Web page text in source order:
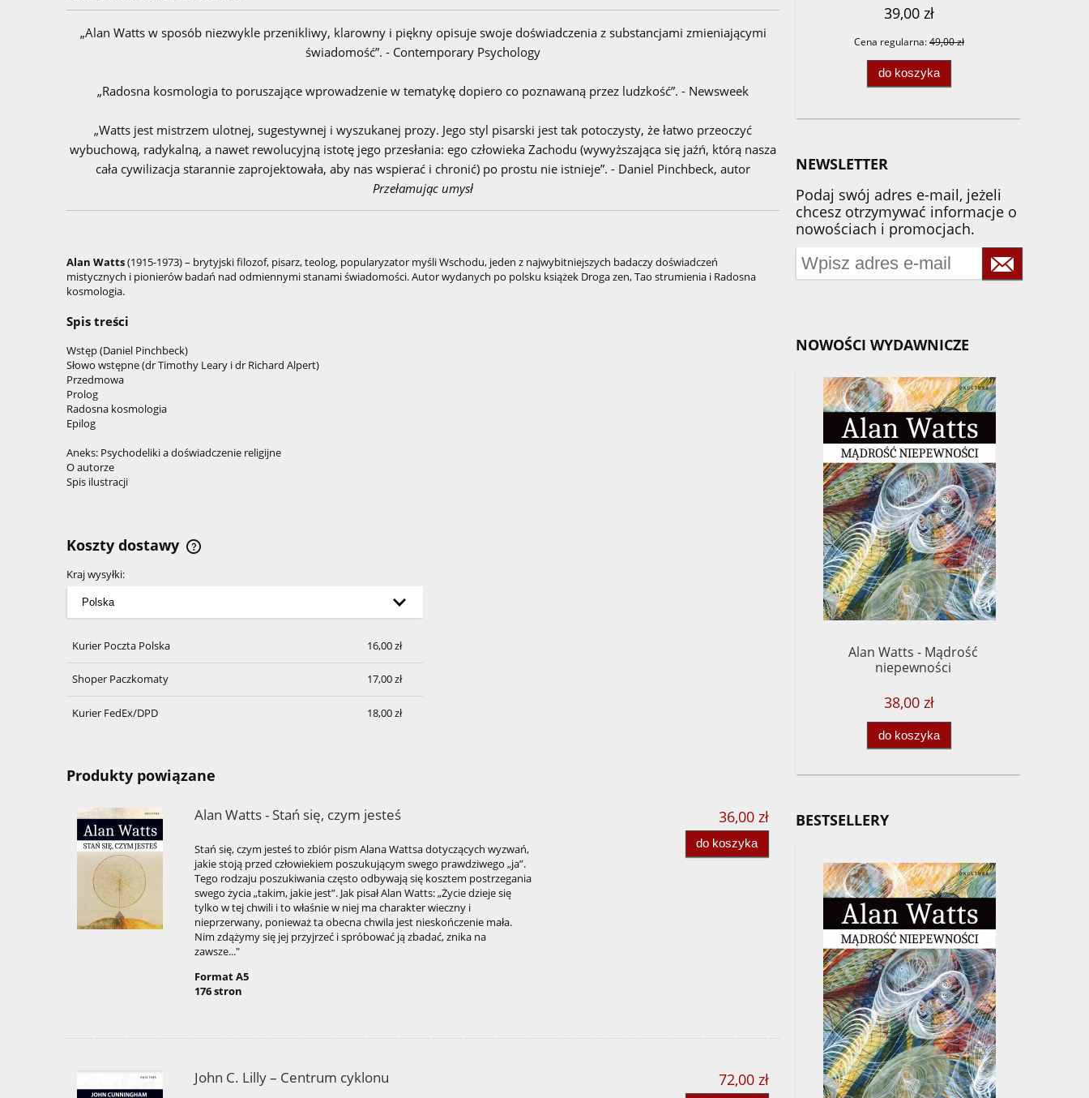
„Alan Watts w sposób niezwykle przenikliwy, klarowny i piękny opisuje swoje doświadczenia z substancjami zmieniającymi
świadomość”. - Contemporary Psychology
„Radosna kosmologia to poruszające wprowadzenie w tematykę dopiero co poznawaną przez ludzkość”. - Newsweek
„Watts jest mistrzem ulotnej, sugestywnej i wyszukanej prozy. Jego styl pisarski jest tak potoczysty, że łatwo przeoczyć
wybuchową, radykalną, a nawet rewolucyjną istotę jego przesłania: ego człowieka Zachodu (wywyższająca się jaźń, którą nasza
cała cywilizacja starannie zaprojektowała, aby nas wspierać i chronić) po prostu nie istnieje”. - Daniel Pinchbeck, autor
Przełamując umysł
Alan Watts(1915-1973) – brytyjski filozof, pisarz, teolog, popularyzator myśli Wschodu, jeden z najwybitniejszych badaczy doświadczeń
mistycznych i pionierów badań nad odmiennymi stanami świadomości. Autor wydanych po polsku książek Droga zen, Tao strumienia i Radosna
kosmologia.
Spis treści
Wstęp (Daniel Pinchbeck)
Słowo wstępne (dr Timothy Leary i dr Richard Alpert)
Przedmowa
Prolog
Radosna kosmologia
Epilog
Aneks: Psychodeliki a doświadczenie religijne
O autorze
Spis ilustracji
Koszty dostawy
Kraj wysyłki:
Kurier Poczta Polska 16,00 zł
Shoper Paczkomaty 17,00 zł
Kurier FedEx/DPD 18,00 zł
Produkty powiązane
Alan Watts - Stań się, czym jesteś
Stań się, czym jesteś to zbiór pism Alana Wattsa dotyczących wyzwań,
jakie stoją przed człowiekiem poszukującym swego prawdziwego „ja”.
Tego rodzaju poszukiwania często odbywają się kosztem postrzegania
swego życia „takim, jakie jest”. Jak pisał Alan Watts: „Życie dzieje się
tylko w tej chwili i to właśnie w niej ma charakter wieczny i
nieprzerwany, ponieważ ta obecna chwila jest nieskończenie mała.
Nim zdążymy się jej przyjrzeć i spróbować ją zbadać, znika na
zawsze..."
Format A5
176 stron
36,00 zł
do koszyka
John C. Lilly – Centrum cyklonu 72,00 zł
39,00 zł
Cena regularna:49,00 zł
do koszyka
NEWSLETTER
Podaj swój adres e-mail, jeżeli
chcesz otrzymywać informacje o
nowościach i promocjach.
NOWOŚCI WYDAWNICZE
Alan Watts - Mądrość
niepewności
38,00 zł
do koszyka
BESTSELLERY